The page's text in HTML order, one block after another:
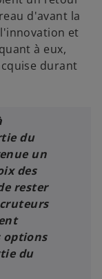
d'avant la
et
à eux,
durant
du
un
des
rester
options
du